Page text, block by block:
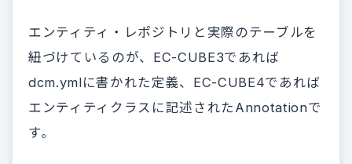
エンティティ・レポジトリと実際のテーブルを
紐づけているのが、EC-CUBE3であれば
dcm.ymlに書かれた定義、EC-CUBE4であれば
エンティティクラスに記述されたAnnotationで
す。